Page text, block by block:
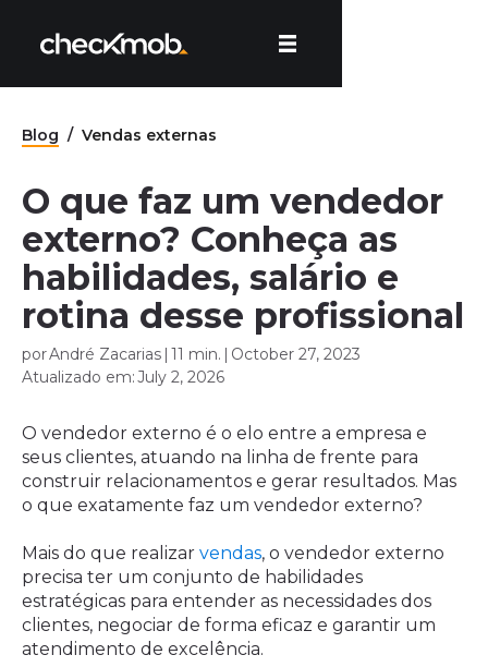
Blog / Vendas externas
O que faz um vendedor
externo? Conheça as
habilidades, salário e
rotina desse profissional
porAndré Zacarias | 11 min. | October 27, 2023
Atualizado em:July 2, 2026
O vendedor externo é o elo entre a empresa e
seus clientes, atuando na linha de frente para
construir relacionamentos e gerar resultados. Mas
o que exatamente faz um vendedor externo?
Mais do que realizar vendas, o vendedor externo
precisa ter um conjunto de habilidades
estratégicas para entender as necessidades dos
clientes, negociar de forma eficaz e garantir um
atendimento de excelência.